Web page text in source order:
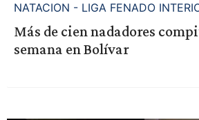
NATACION - LIGA FENADO
Más de cien nadadores
semana en Bolívar